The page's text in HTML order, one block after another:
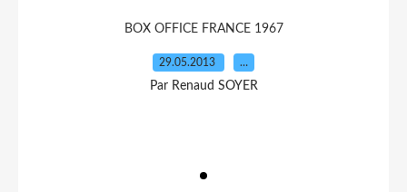
BOX OFFICE FRANCE 1967
29.05.2013 …
Par Renaud SOYER